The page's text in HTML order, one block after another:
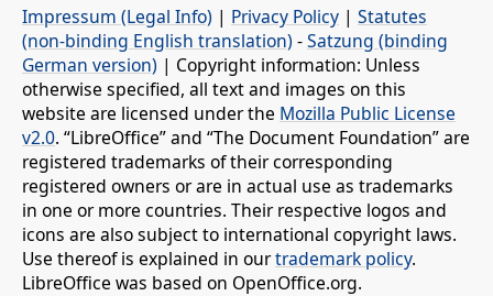
Impressum (Legal Info) | Privacy Policy | Statutes
(non-binding English translation) -Satzung (binding
German version) | Copyright information: Unless
otherwise specified, all text and images on this
website are licensed under the Mozilla Public License
v2.0. “LibreOffice” and “The Document Foundation” are
registered trademarks of their corresponding
registered owners or are in actual use as trademarks
in one or more countries. Their respective logos and
icons are also subject to international copyright laws.
Use thereof is explained in ourtrademark policy.
LibreOffice was based on OpenOffice.org.